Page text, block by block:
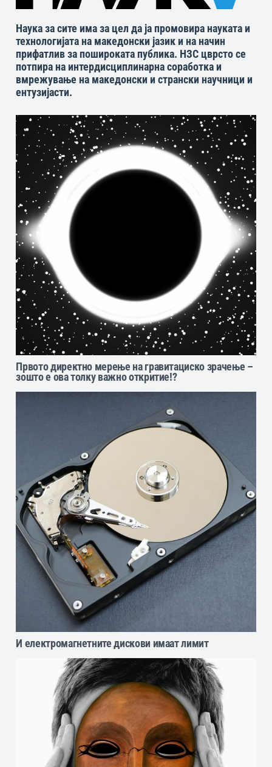
Наука за сите има за цел да ја промовира науката и
технологијата на македонски јазик и на начин
прифатлив за пошироката публика. НЗС цврсто се
потпира на интердисциплинарна соработка и
вмрежување на македонски и странски научници и
ентузијасти.
Првото директно мерење на гравитациcко зрачење –
зошто е ова толку важно откритие!?
И електромагнетните дискови имаат лимит